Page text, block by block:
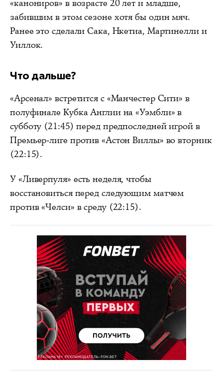
«канониров» в возрасте 20 лет и младше,
забившим в этом сезоне хотя бы один мяч.
Ранее это сделали Сака, Нкетиа, Мартинелли и
Уиллок.
Что дальше?
«Арсенал» встретится с «Манчестер Сити» в
полуфинале Кубка Англии на «Уэмбли» в
субботу (21:45) перед предпоследней игрой в
Премьер-лиге против «Астон Виллы» во вторник
(22:15).
У «Ливерпуля» есть неделя, чтобы
восстановиться перед следующим матчем
против «Челси» в среду (22:15).